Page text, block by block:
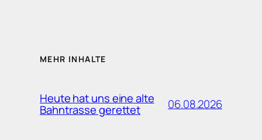
MEHR INHALTE
Heute hat uns eine alte
Bahntrasse gerettet 06.08.2026